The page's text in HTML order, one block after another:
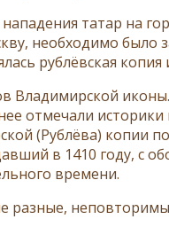
татар на
необходимо было
рублёвская
Владимирской
отмечали историки
(Рублёва) копии
в 1410 году, с
времени.
разные,